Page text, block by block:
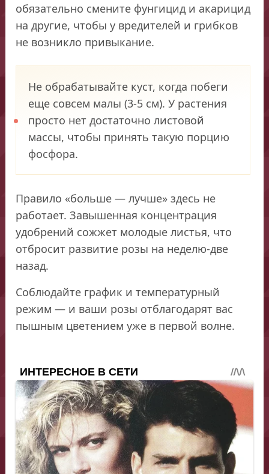
обязательно смените фунгицид и акарицид
на другие, чтобы у вредителей и грибков
не возникло привыкание.
Не обрабатывайте куст, когда побеги
еще совсем малы (3-5 см). У растения
просто нет достаточно листовой
массы, чтобы принять такую порцию
фосфора.
Правило «больше — лучше» здесь не
работает. Завышенная концентрация
удобрений сожжет молодые листья, что
отбросит развитие розы на неделю-две
назад.
Соблюдайте график и температурный
режим — и ваши розы отблагодарят вас
пышным цветением уже в первой волне.